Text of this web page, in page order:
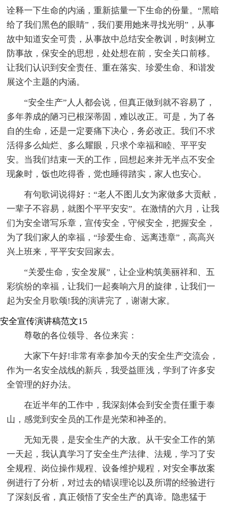
诠释一下生命的内涵，重新掂量一下生命的份量。“黑暗
给了我们黑色的眼睛”，我们要用她来寻找光明”，从事
故中知道安全可贵，从事故中总结安全教训，时刻树立
防事故，保安全的思想，处处想在前，安全关口前移。
让我们认识到安全责任、重在落实、珍爱生命、和谐发
展这个主题的内涵。
“安全生产”人人都会说，但真正做到就不容易了，
多年养成的陋习已根深蒂固，难以改正。可是，为了各
自的生命，还是一定要痛下决心，务必改正。我们不求
活得多么灿烂、多么耀眼，只求个幸福和睦、平平安
安。当我们结束一天的工作，回想起来并无半点不安全
现象时，饭也吃得香，觉也睡得踏实，家人也安心。
有句歌词说得好：“老人不图儿女为家做多大贡献，
一辈子不容易，就图个平平安安”。在激情的六月，让我
们为安全谱写乐章，宣传安全，守候安全，把握安全，
为了我们家人的幸福，“珍爱生命、远离违章”，高高兴
兴上班来，平平安安回家去。
“关爱生命，安全发展”，让企业构筑美丽祥和、五
彩缤纷的幸福，让我们一起奏响六月的旋律，让我们一
起为安全月歌颂!我的演讲完了，谢谢大家。
安全宣传演讲稿范文15
尊敬的各位领导、各位来宾：
大家下午好!非常有幸参加今天的安全生产交流会，
作为一名安全战线的新兵，我受益匪浅，学到了许多安
全管理的好办法。
在近半年的工作中，我深刻体会到安全责任重于泰
山，感觉到安全员的工作是光荣和神圣的。
无知无畏，是安全生产的大敌。从干安全工作的第
一天起，我认真学习了安全生产法律、法规，学习了安
全规程、岗位操作规程、设备维护规程，对安全事故案
例进行了分析，对过去的错误理论以及所谓的经验进行
了深刻反省，真正领悟了安全生产的真谛。隐患猛于